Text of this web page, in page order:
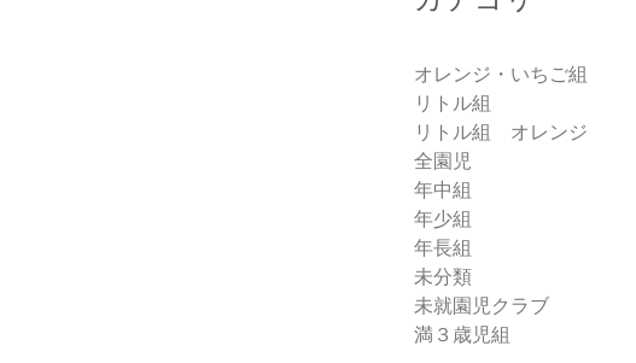
オレンジ・いちご組
リトル組
リトル組 オレンジ
全園児
年中組
年少組
年長組
未分類
未就園児クラブ
満３歳児組